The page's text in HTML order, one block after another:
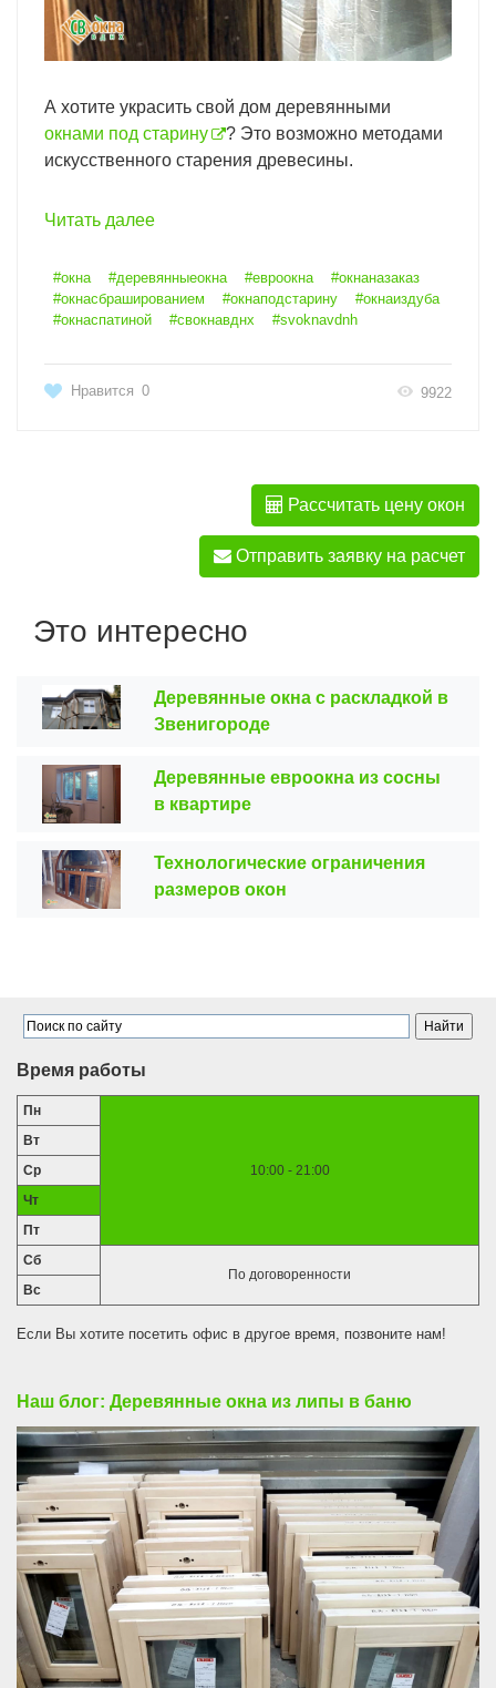
А хотите украсить свой дом деревянными
окнами под старину
? Это возможно методами
искусственного старения древесины.
Читать далее
#окна #деревянныеокна #евроокна
#окнаназаказ
#окнасбрашированием
#окнаподстарину
#окнаиздуба
#окнаспатиной
#свокнавднх #svoknavdnh
Нравится 0 9922
Рассчитать цену окон
Отправить заявку на расчет
Это интересно
Деревянные окна с раскладкой в
Звенигороде
Деревянные евроокна из сосны
в квартире
Технологические ограничения
размеров окон
Время работы
Пн
10:00 - 21:00
Вт
Ср
Чт
Пт
Сб
По договоренности
Вс
Если Вы хотите посетить офис в другое время, позвоните нам!
Наш блог: Деревянные окна из липы в баню